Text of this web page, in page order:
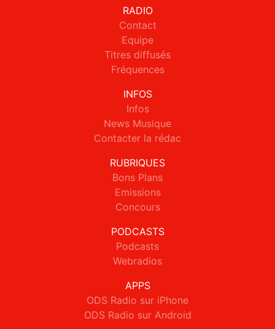
RADIO
Contact
Equipe
Titres diffusés
Fréquences
INFOS
Infos
News Musique
Contacter la rédac
RUBRIQUES
Bons Plans
Emissions
Concours
PODCASTS
Podcasts
Webradios
APPS
ODS Radio sur iPhone
ODS Radio sur Android